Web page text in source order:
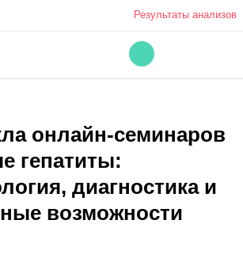
Результаты анализов
онлайн-семинаров
гепатиты:
диагностика и
возможности